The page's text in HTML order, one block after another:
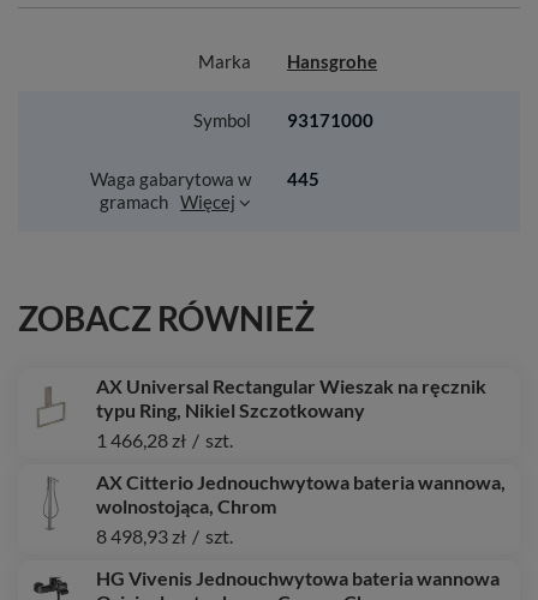
Marka Hansgrohe
Symbol 93171000
Waga gabarytowa w
gramach Więcej
445
ZOBACZ RÓWNIEŻ
AX Universal Rectangular Wieszak na ręcznik
typu Ring, Nikiel Szczotkowany
1 466,28 zł / szt.
AX Citterio Jednouchwytowa bateria wannowa,
wolnostojąca, Chrom
8 498,93 zł / szt.
HG Vivenis Jednouchwytowa bateria wannowa